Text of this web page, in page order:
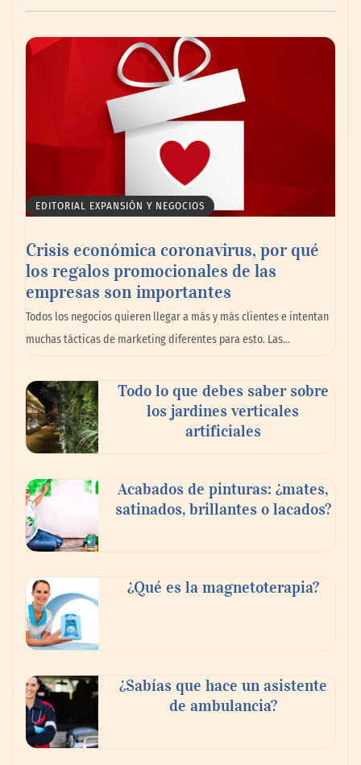
impulsando la colaboración en el sector
La omnicanalidad redefine la forma de
planear viajes en México
buscan proyectar talento mexicano y
fortalecer el turismo médico
EDITORIAL EXPANSIÓN Y NEGOCIOS
Crisis económica coronavirus, por qué
los regalos promocionales de las
empresas son importantes
Todos los negocios quieren llegar a más y más clientes e intentan
muchas tácticas de marketing diferentes para esto. Las…
Todo lo que debes saber sobre
los jardines verticales
artificiales
Acabados de pinturas: ¿mates,
satinados, brillantes o lacados?
¿Qué es la magnetoterapia?
¿Sabías que hace un asistente
de ambulancia?